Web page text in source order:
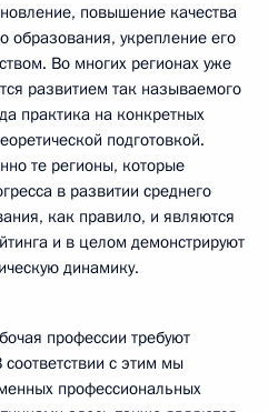
повышение качества
образования, укрепление его
Во многих регионах уже
развитием так называемого
практика на конкретных
подготовкой.
те регионы, которые
в развитии среднего
как правило, и являются
и в целом демонстрируют
динамику.
профессии требуют
с этим мы
профессиональных